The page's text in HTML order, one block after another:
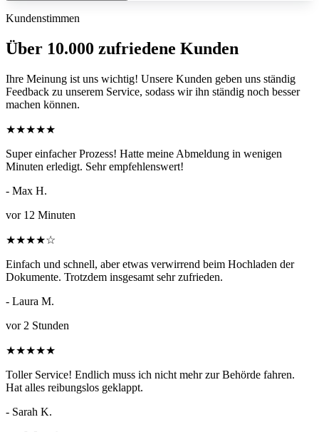
Kundenstimmen
Über 10.000 zufriedene Kunden
Ihre Meinung ist uns wichtig! Unsere Kunden geben uns ständig
Feedback zu unserem Service, sodass wir ihn ständig noch besser
machen können.
★★★★★
Super einfacher Prozess! Hatte meine Abmeldung in wenigen
Minuten erledigt. Sehr empfehlenswert!
- Max H.
vor 12 Minuten
★★★★☆
Einfach und schnell, aber etwas verwirrend beim Hochladen der
Dokumente. Trotzdem insgesamt sehr zufrieden.
- Laura M.
vor 2 Stunden
★★★★★
Toller Service! Endlich muss ich nicht mehr zur Behörde fahren.
Hat alles reibungslos geklappt.
- Sarah K.